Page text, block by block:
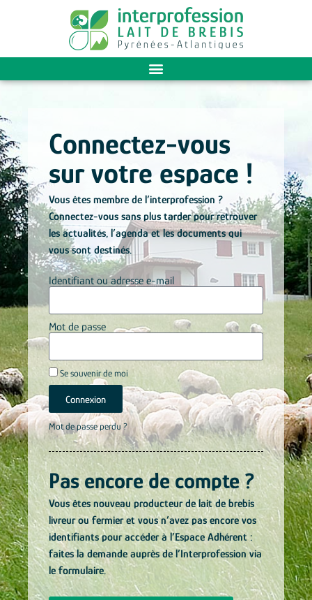
Connectez-vous
sur votre espace !
Vous êtes membre de l’interprofession ?
Connectez-vous sans plus tarder pour retrouver
les actualités, l’agenda et les documents qui
vous sont destinés.
Identifiant ou adresse e-mail
Mot de passe
Se souvenir de moi
Connexion
Mot de passe perdu ?
Pas encore de compte ?
Vous êtes nouveau producteur de lait de brebis
livreur ou fermier et vous n’avez pas encore vos
identifiants pour accéder à l’Espace Adhérent :
faites la demande auprès de l’Interprofession via
le formulaire.